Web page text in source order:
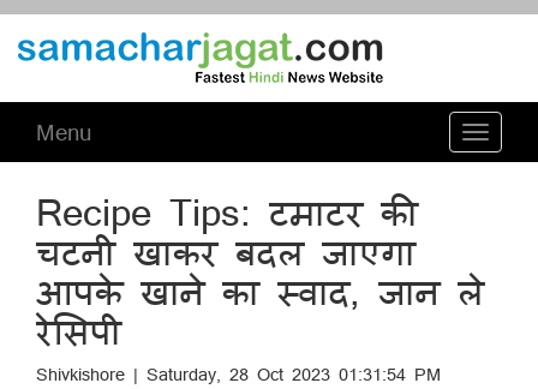
Toggle
Menu
Recipe Tips: टमाटर की
चटनी खाकर बदल जाएगा
आपके खाने का स्वाद, जान ले
रेसिपी
Shivkishore | Saturday, 28 Oct 2023 01:31:54 PM